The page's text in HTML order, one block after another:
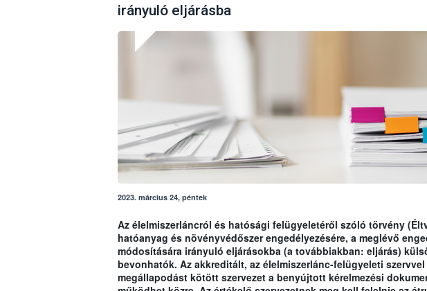
irányuló eljárásba
2023. március 24, péntek
Az élelmiszerláncról és hatósági felügyeletéről szóló törvény
hatóanyag és növényvédőszer engedélyezésére, a meglévő
módosítására irányuló eljárásokba (a továbbiakban: eljárás)
bevonhatók. Az akkreditált, az élelmiszerlánc-felügyeleti
megállapodást kötött szervezet a benyújtott kérelmezési